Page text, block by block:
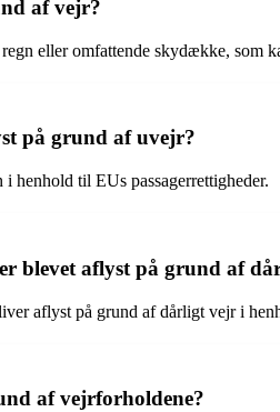
af vejr?
eller omfattende skydække, som
på grund af uvejr?
henhold til EUs passagerrettigheder.
blevet aflyst på grund af
aflyst på grund af dårligt vejr i
af vejrforholdene?